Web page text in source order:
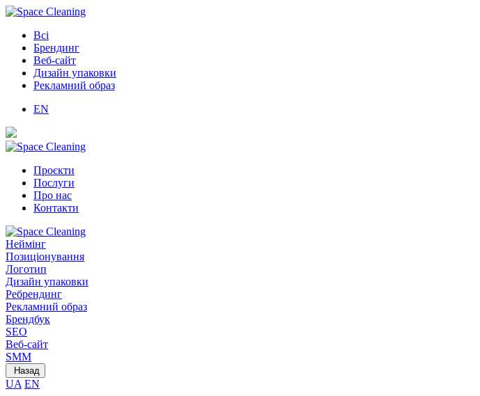
Всі
Брендинг
Веб-сайт
Дизайн упаковки
Рекламний образ
EN
Проєкти
Послуги
Про нас
Контакти
Неймінг
Позиціонування
Логотип
Дизайн упаковки
Ребрендинг
Рекламний образ
Брендбук
SEO
Веб-сайт
SMM
Назад
UA EN